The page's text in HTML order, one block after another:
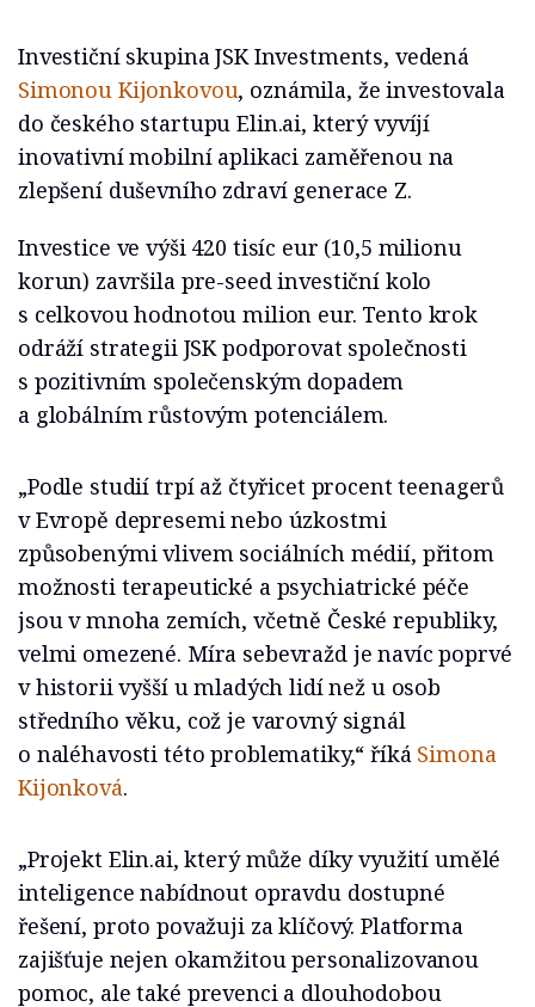
Investiční skupina JSK Investments, vedená
Simonou Kijonkovou, oznámila, že investovala
do českého startupu Elin.ai, který vyvíjí
inovativní mobilní aplikaci zaměřenou na
zlepšení duševního zdraví generace Z.
Investice ve výši 420 tisíc eur (10,5 milionu
korun) završila pre-seed investiční kolo
s celkovou hodnotou milion eur. Tento krok
odráží strategii JSK podporovat společnosti
s pozitivním společenským dopadem
a globálním růstovým potenciálem.
„Podle studií trpí až čtyřicet procent teenagerů
v Evropě depresemi nebo úzkostmi
způsobenými vlivem sociálních médií, přitom
možnosti terapeutické a psychiatrické péče
jsou v mnoha zemích, včetně České republiky,
velmi omezené. Míra sebevražd je navíc poprvé
v historii vyšší u mladých lidí než u osob
středního věku, což je varovný signál
o naléhavosti této problematiky,“ říká Simona
Kijonková.
„Projekt Elin.ai, který může díky využití umělé
inteligence nabídnout opravdu dostupné
řešení, proto považuji za klíčový. Platforma
zajišťuje nejen okamžitou personalizovanou
pomoc, ale také prevenci a dlouhodobou